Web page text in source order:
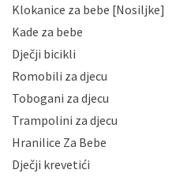
Hrvatske, a uvijek uz
sigurnosnih mjera
neovlaštenog
gubitka ili uništenja.
korisnika i posjetitelja
Vaših osobnih
priopćavanje osobnih
zaposlenicima kojima
slučajevima koji su
da možete u svako
Klokanice za bebe [Nosiljke]
Kade za bebe
Dječji bicikli
Romobili za djecu
Tobogani za djecu
Trampolini za djecu
Hranilice Za Bebe
Dječji krevetići